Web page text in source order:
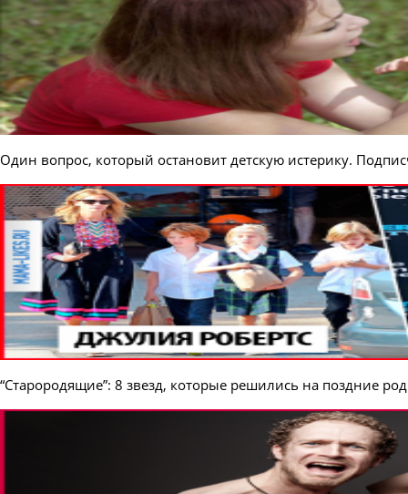
Один вопрос, который остановит детскую истерику.
“Старородящие”: 8 звезд, которые решились на поздние